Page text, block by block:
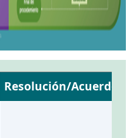
Resolución/Acuerdo